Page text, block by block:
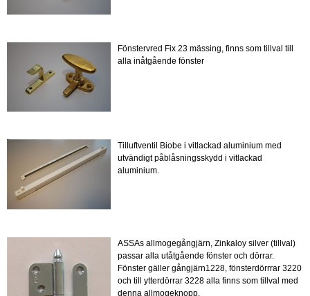
Fönstervred Fix 23 mässing, finns som tillval till
alla inåtgående fönster
Tilluftventil Biobe i vitlackad aluminium med
utvändigt påblåsningsskydd i vitlackad
aluminium.
ASSAs allmogegångjärn, Zinkaloy silver (tillval)
passar alla utåtgående fönster och dörrar.
Fönster gäller gångjärn1228, fönsterdörrrar 3220
och till ytterdörrar 3228 alla finns som tillval med
denna allmogeknopp.